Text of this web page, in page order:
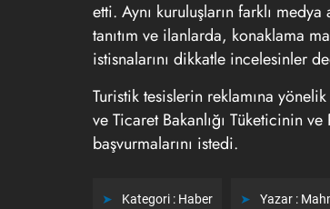
etti. Aynı kuruluşların farklı
tanıtım ve ilanlarda, konaklama
istisnalarını dikkatle incelesinler
Turistik tesislerin reklamına
ve Ticaret Bakanlığı Tüketicinin
başvurmalarını istedi.
Kategori : Haber Yazar :